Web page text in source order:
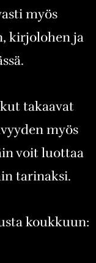
myös
kirjolohen ja
takaavat
myös
voit luottaa
tarinaksi.
koukkuun: